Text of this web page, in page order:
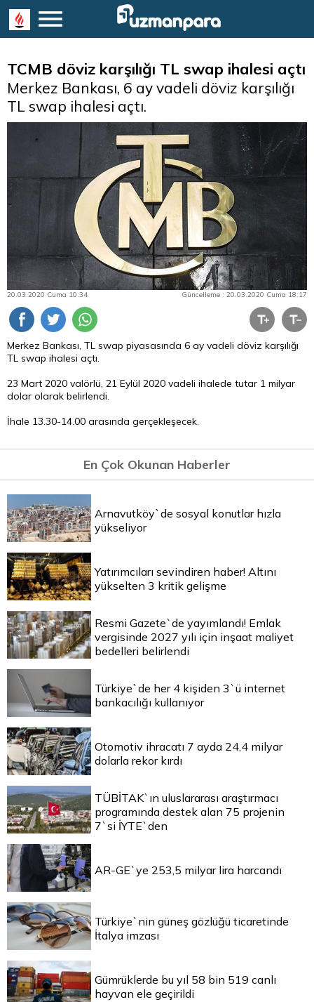
TCMB döviz karşılığı TL swap ihalesi açtı
Merkez Bankası, 6 ay vadeli döviz karşılığı
TL swap ihalesi açtı.
20.03.2020 Cuma 10:34 Güncelleme : 20.03.2020 Cuma 18:17
Merkez Bankası, TL swap piyasasında 6 ay vadeli döviz karşılığı
TL swap ihalesi açtı.
23 Mart 2020 valörlü, 21 Eylül 2020 vadeli ihalede tutar 1 milyar
dolar olarak belirlendi.
İhale 13.30-14.00 arasında gerçekleşecek.
En Çok Okunan Haberler
Arnavutköy`de sosyal konutlar hızla
yükseliyor
Yatırımcıları sevindiren haber! Altını
yükselten 3 kritik gelişme
Resmi Gazete`de yayımlandı! Emlak
vergisinde 2027 yılı için inşaat maliyet
bedelleri belirlendi
Türkiye`de her 4 kişiden 3`ü internet
bankacılığı kullanıyor
Otomotiv ihracatı 7 ayda 24,4 milyar
dolarla rekor kırdı
TÜBİTAK`ın uluslararası araştırmacı
programında destek alan 75 projenin
7`si İYTE`den
AR-GE`ye 253,5 milyar lira harcandı
Türkiye`nin güneş gözlüğü ticaretinde
İtalya imzası
Gümrüklerde bu yıl 58 bin 519 canlı
hayvan ele geçirildi